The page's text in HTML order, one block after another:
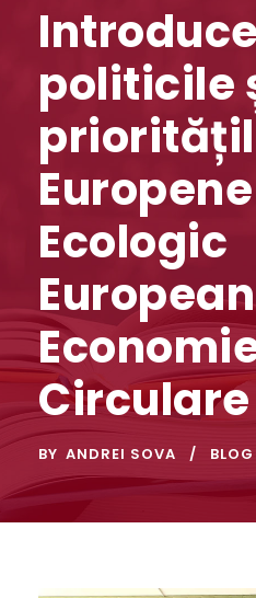
politicile
Ecologic
Circulare
BY ANDREI SOVA BLOG